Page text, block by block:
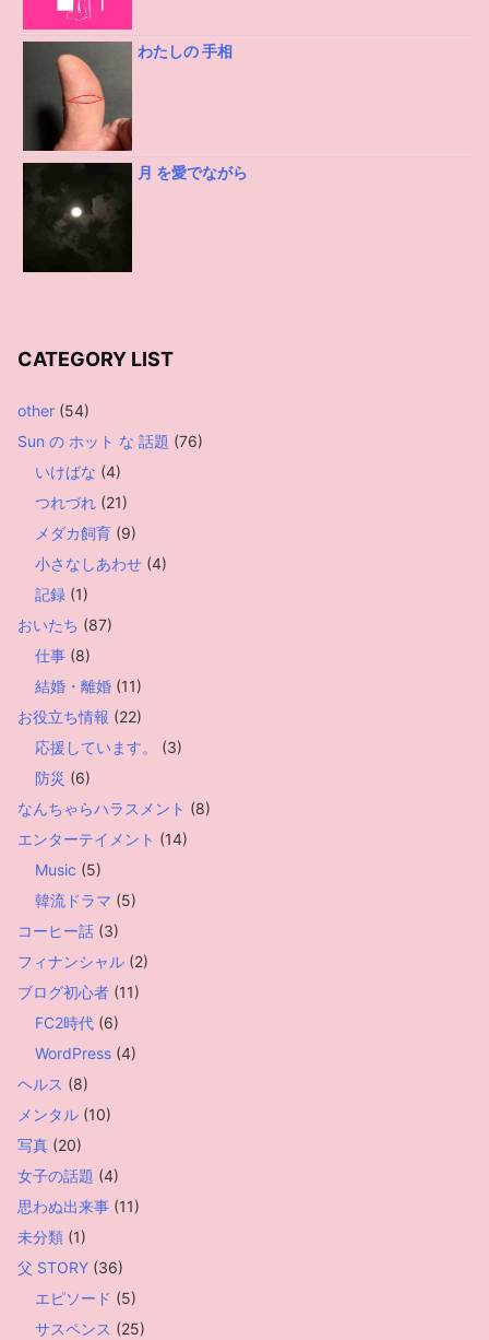
わたしの 手相
月 を愛でながら
CATEGORY LIST
other (54)
Sun の ホット な 話題 (76)
いけばな (4)
つれづれ (21)
メダカ飼育 (9)
小さなしあわせ (4)
記録 (1)
おいたち (87)
仕事 (8)
結婚・離婚 (11)
お役立ち情報 (22)
応援しています。
(3)
防災 (6)
なんちゃらハラスメント (8)
エンターテイメント (14)
Music (5)
韓流ドラマ (5)
コーヒー話 (3)
フィナンシャル (2)
ブログ初心者 (11)
FC2時代 (6)
WordPress (4)
ヘルス (8)
メンタル (10)
写真 (20)
女子の話題 (4)
思わぬ出来事 (11)
未分類 (1)
父 STORY (36)
エピソード (5)
サスペンス (25)